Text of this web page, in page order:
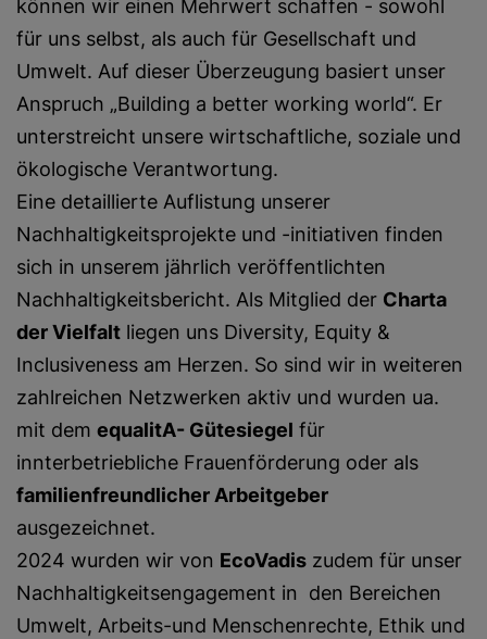
können wir einen Mehrwert schaffen - sowohl
für uns selbst, als auch für Gesellschaft und
Umwelt. Auf dieser Überzeugung basiert unser
Anspruch „Building a better working world“. Er
unterstreicht unsere wirtschaftliche, soziale und
ökologische Verantwortung.
Eine detaillierte Auflistung unserer
Nachhaltigkeitsprojekte und -initiativen finden
sich in unserem jährlich veröffentlichten
Nachhaltigkeitsbericht. Als Mitglied der Charta
der Vielfalt liegen uns Diversity, Equity &
Inclusiveness am Herzen. So sind wir in weiteren
zahlreichen Netzwerken aktiv und wurden ua.
mit dem equalitA- Gütesiegel für
innterbetriebliche Frauenförderung oder als
familienfreundlicher Arbeitgeber
ausgezeichnet.
2024 wurden wir von EcoVadis zudem für unser
Nachhaltigkeitsengagement in den Bereichen
Umwelt, Arbeits-und Menschenrechte, Ethik und